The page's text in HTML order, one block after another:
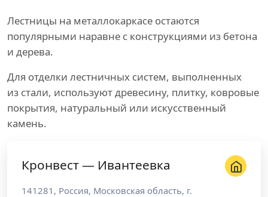
Лестницы на металлокаркасе остаются
популярными наравне с конструкциями из бетона
и дерева.
Для отделки лестничных систем, выполненных
из стали, используют древесину, плитку, ковровые
покрытия, натуральный или искусственный
камень.
Кронвест — Ивантеевка
141281 , Россия, Московская область, г.